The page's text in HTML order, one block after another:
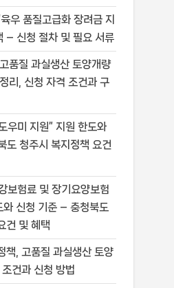
우 품질고급화 장려금 지
– 신청 절차 및 필요 서류
품질 과실생산 토양개량
리, 신청 자격 조건과 구
우미 지원” 지원 한도와
도 청주시 복지정책 요건
보험료 및 장기요양보험
와 신청 기준 – 충청북도
건 및 혜택
책, 고품질 과실생산 토양
건과 신청 방법